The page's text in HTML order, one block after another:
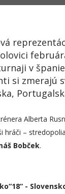
v
si zmerajú
Alberta
hráči –
Bobček.
-